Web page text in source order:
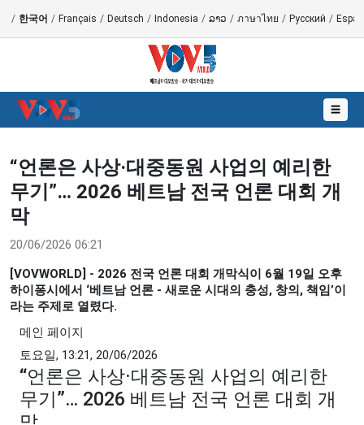
/ 한국어 / Français / Deutsch / Indonesia / ລາວ / ภาษาไทย / Русский /
☰
“언론은 사상·대중동원 사업의 예리한
무기”… 2026 베트남 전국 언론 대회 개
막
20/06/2026 06:21
[VOVWORLD] - 2026 전국 언론 대회 개막식이 6월 19일 오후
하이퐁시에서 ‘베트남 언론 - 새로운 시대의 충성, 창의, 책임’이
라는 주제로 열렸다.
메인 페이지
토요일, 13:21, 20/06/2026
“언론은 사상·대중동원 사업의 예리한
무기”… 2026 베트남 전국 언론 대회 개